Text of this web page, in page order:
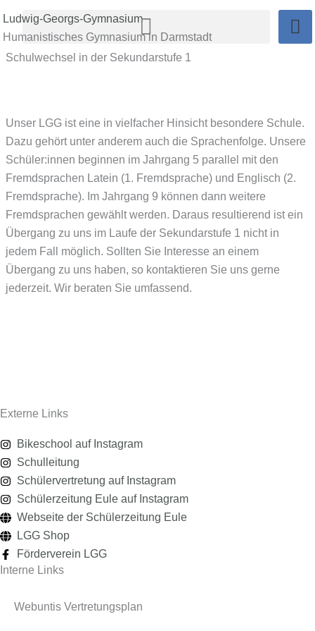
Inhalt
springen
Ludwig-Georgs-Gymnasium
Humanistisches Gymnasium in Darmstadt
Schulwechsel in der Sekundarstufe 1
Unser LGG ist eine in vielfacher Hinsicht besondere Schule.
Dazu gehört unter anderem auch die Sprachenfolge. Unsere
Schüler:innen beginnen im Jahrgang 5 parallel mit den
Fremdsprachen Latein (1. Fremdsprache) und Englisch (2.
Fremdsprache). Im Jahrgang 9 können dann weitere
Fremdsprachen gewählt werden. Daraus resultierend ist ein
Übergang zu uns im Laufe der Sekundarstufe 1 nicht in
jedem Fall möglich. Sollten Sie Interesse an einem
Übergang zu uns haben, so kontaktieren Sie uns gerne
jederzeit. Wir beraten Sie umfassend.
Interne Links
Webuntis Vertretungsplan
Externe Links
Bikeschool auf Instagram
Schulleitung
Schülervertretung auf Instagram
Schülerzeitung Eule auf Instagram
Webseite der Schülerzeitung Eule
LGG Shop
Förderverein LGG